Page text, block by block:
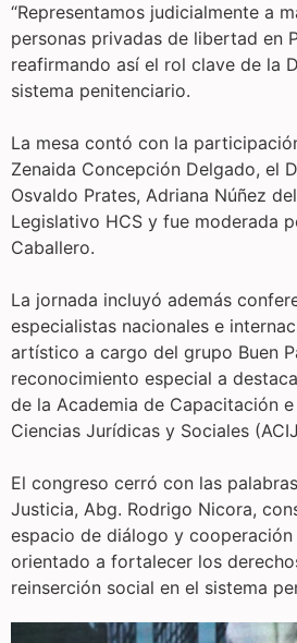
“Representamos judicialmente a
personas privadas de libertad en
reafirmando así el rol clave de la
sistema penitenciario.
La mesa contó con la
Zenaida Concepción Delgado, el
Osvaldo Prates, Adriana Núñez
Legislativo HCS y fue moderada
Caballero.
La jornada incluyó además
especialistas nacionales e
artístico a cargo del grupo Buen
reconocimiento especial a
de la Academia de Capacitación
Ciencias Jurídicas y Sociales
El congreso cerró con las
Justicia, Abg. Rodrigo Nicora,
espacio de diálogo y
orientado a fortalecer los
reinserción social en el sistema